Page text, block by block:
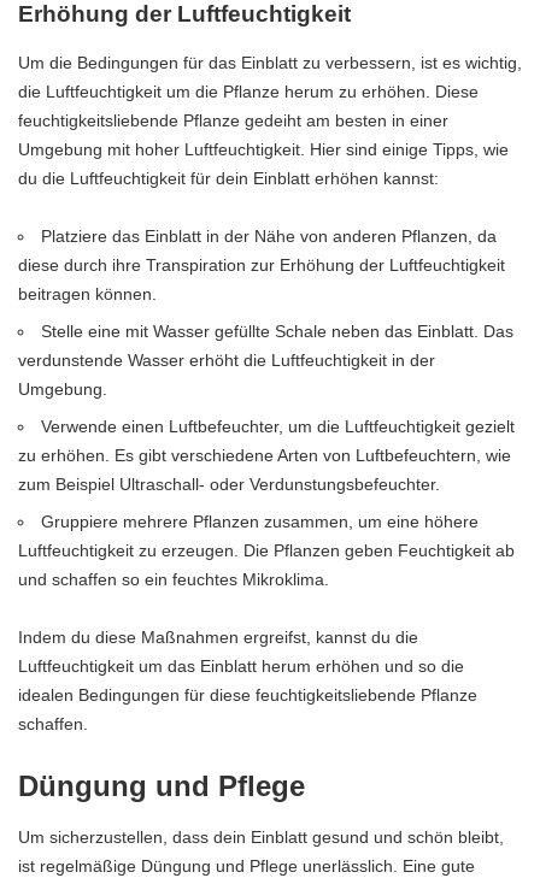
Erhöhung der Luftfeuchtigkeit
Um die Bedingungen für das Einblatt zu verbessern, ist es wichtig,
die Luftfeuchtigkeit um die Pflanze herum zu erhöhen. Diese
feuchtigkeitsliebende Pflanze gedeiht am besten in einer
Umgebung mit hoher Luftfeuchtigkeit. Hier sind einige Tipps, wie
du die Luftfeuchtigkeit für dein Einblatt erhöhen kannst:
Platziere das Einblatt in der Nähe von anderen Pflanzen, da
diese durch ihre Transpiration zur Erhöhung der Luftfeuchtigkeit
beitragen können.
Stelle eine mit Wasser gefüllte Schale neben das Einblatt. Das
verdunstende Wasser erhöht die Luftfeuchtigkeit in der
Umgebung.
Verwende einen Luftbefeuchter, um die Luftfeuchtigkeit gezielt
zu erhöhen. Es gibt verschiedene Arten von Luftbefeuchtern, wie
zum Beispiel Ultraschall- oder Verdunstungsbefeuchter.
Gruppiere mehrere Pflanzen zusammen, um eine höhere
Luftfeuchtigkeit zu erzeugen. Die Pflanzen geben Feuchtigkeit ab
und schaffen so ein feuchtes Mikroklima.
Indem du diese Maßnahmen ergreifst, kannst du die
Luftfeuchtigkeit um das Einblatt herum erhöhen und so die
idealen Bedingungen für diese feuchtigkeitsliebende Pflanze
schaffen.
Düngung und Pflege
Um sicherzustellen, dass dein Einblatt gesund und schön bleibt,
ist regelmäßige Düngung und Pflege unerlässlich. Eine gute